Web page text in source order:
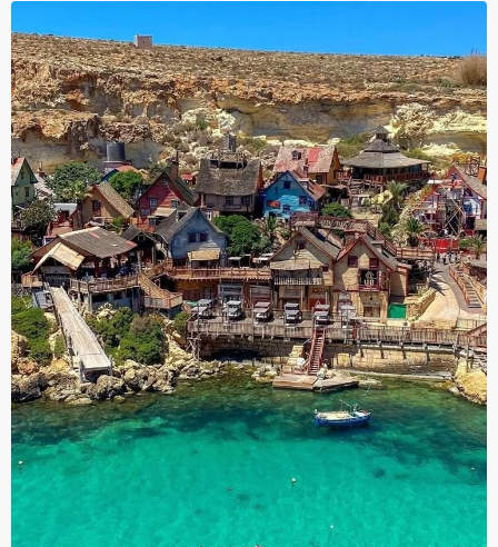
800 ден 1000 ден
За уплата
18.000 - 21.000 ден
Cashback
1200 ден
За уплата
21.000 - 24.000 ден
Cashback
1400 ден
За уплата
24.000 - 27.000 ден
Cashback
1600 ден
За уплата
27.000 - 30.000 ден
Cashback
1800 ден
За уплата
30.000 - 33.000 ден
Cashback
2000 ден
За уплата
33.000 - 36.000 ден
Cashback
2200 ден
За уплата
36.000 - 39.000 ден
За уплата
39.000 - 42.000 ден